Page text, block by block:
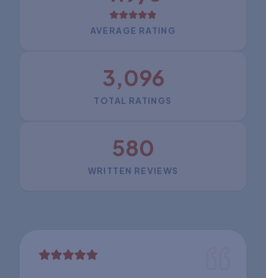
AVERAGE RATING
3,096
TOTAL RATINGS
580
WRITTEN REVIEWS